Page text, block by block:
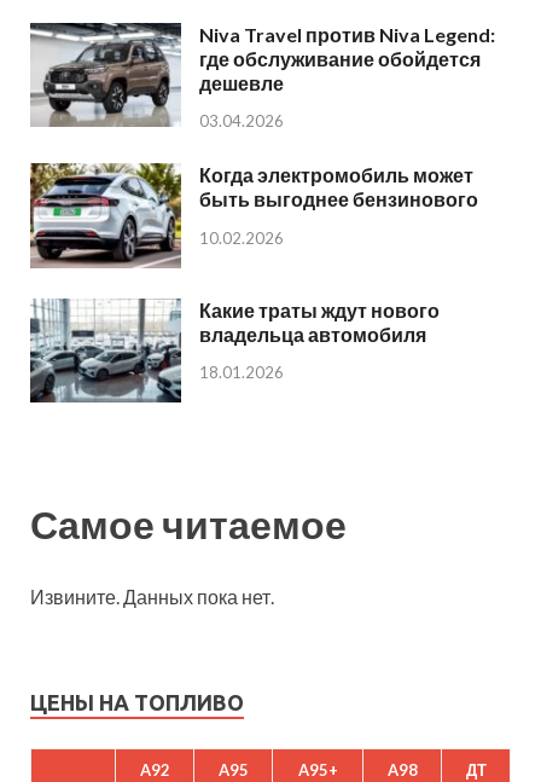
Niva Travel против Niva Legend:
где обслуживание обойдется
дешевле
03.04.2026
Когда электромобиль может
быть выгоднее бензинового
10.02.2026
Какие траты ждут нового
владельца автомобиля
18.01.2026
Самое читаемое
Извините. Данных пока нет.
ЦЕНЫ НА ТОПЛИВО
A92 A95 A95+ A98 ДТ